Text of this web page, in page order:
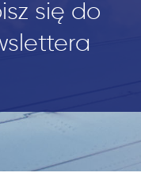
się do